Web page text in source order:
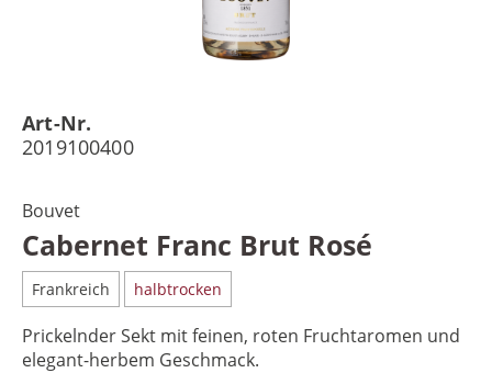
Art-Nr.
2019100400
Bouvet
Cabernet Franc Brut Rosé
Frankreich halbtrocken
Prickelnder Sekt mit feinen, roten Fruchtaromen und
elegant-herbem Geschmack.